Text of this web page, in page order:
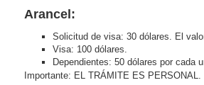
Arancel:
Solicitud de visa: 30 dólares. El
Visa: 100 dólares.
Dependientes: 50 dólares por cada
Importante: EL TRÁMITE ES PERSONAL.